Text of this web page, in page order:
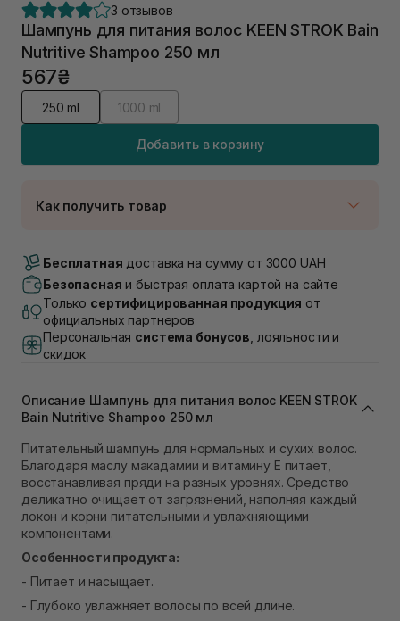
3 отзывов
Шампунь для питания волос KEEN STROK Bain
Nutritive Shampoo 250 мл
567₴
250 ml 1000 ml
Добавить в корзину
Как получить товар
В наличии
Самовывоз г. Луцк, Винниченка 4
Самовывоз г. Львов, ул. Академика Подстригача,
1В (Duck's Lake)
Самовывоз г. Львов ул. Степана Бандеры 43
В наличии
Самовывоз Ровно
Самовывоз г. Ровно, ул. Кулика и Гудачека 23 (ТЦ
В наличии
Бесплатная доставка на сумму от 3000 UAH
Безопасная и быстрая оплата картой на сайте
Только сертифицированная продукция от
официальных партнеров
Персональная система бонусов , лояльности и
скидок
Описание Шампунь для питания волос KEEN STROK
Bain Nutritive Shampoo 250 мл
Питательный шампунь для нормальных и сухих волос.
Благодаря маслу макадамии и витамину Е питает,
восстанавливая пряди на разных уровнях. Средство
деликатно очищает от загрязнений, наполняя каждый
локон и корни питательными и увлажняющими
компонентами.
Особенности продукта:
- Питает и насыщает.
- Глубоко увлажняет волосы по всей длине.